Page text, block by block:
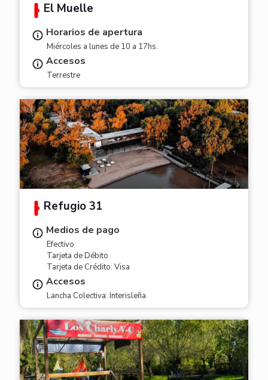
El Muelle
Horarios de apertura
Miércoles a lunes de 10 a 17hs.
Accesos
Terrestre
Refugio 31
Medios de pago
Efectivo
Tarjeta de Débito
Tarjeta de Crédito: Visa
Accesos
Lancha Colectiva: Interisleña